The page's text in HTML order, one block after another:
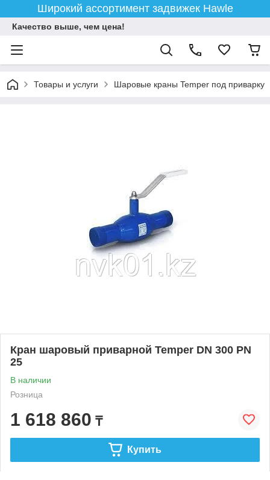
Широкий ассортимент задвижек Hawle
Качество выше, чем цена!
Товары и услуги Шаровые краны Temper под приварку
Кран шаровый приварной Temper DN 300 PN
25
В наличии
Розница
1 618 860 ₸
Купить